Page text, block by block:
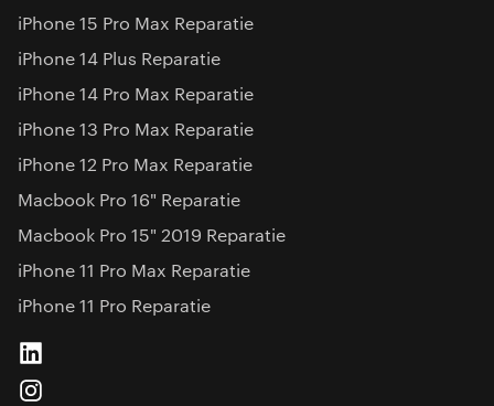
iPhone 15 Pro Max Reparatie
iPhone 14 Plus Reparatie
iPhone 14 Pro Max Reparatie
iPhone 13 Pro Max Reparatie
iPhone 12 Pro Max Reparatie
Macbook Pro 16" Reparatie
Macbook Pro 15" 2019 Reparatie
iPhone 11 Pro Max Reparatie
iPhone 11 Pro Reparatie